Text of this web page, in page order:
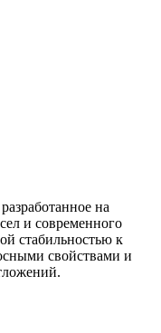
на
и современного
стабильностью к
свойствами и